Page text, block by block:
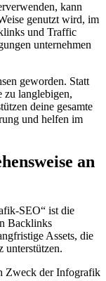
kann
genutzt wird, im
und Traffic
unternehmen
geworden. Statt
zu langlebigen,
deine gesamte
und helfen im
an
SEO“ ist die
Backlinks
Assets, die
unterstützen.
Zweck der Infografik